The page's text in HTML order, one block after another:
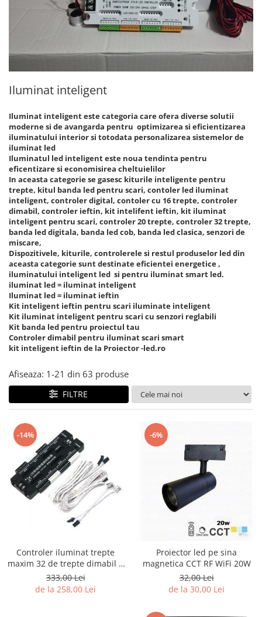
7 hexagoane led honeycomb
8 hexagoane led honeycomb
hexagoane led Honeycomb
Tub led si conectori honeycomb
led
Iluminat inteligent
Iluminat inteligent este categoria care ofera diverse solutii
moderne si de avangarda pentru optimizarea si eficientizarea
iluminatului interior si totodata personalizarea sistemelor de
iluminat led
Iluminatul led inteligent este noua tendinta pentru
eficentizare si economisirea cheltuielilor
In aceasta categorie se gasesc kiturile inteligente pentru
trepte, kitul banda led pentru scari, contoler led iluminat
inteligent, controler digital, contoler cu 16 trepte, controler
dimabil, controler ieftin, kit intelifent ieftin, kit iluminat
inteligent pentru scari, controler 20 trepte, controler 32 trepte,
banda led digitala, banda led cob, banda led clasica, senzori de
miscare,
Dispozitivele, kiturile, controlerele si restul produselor led din
aceasta categorie sunt destinate eficientei energetice ,
iluminatului inteligent led si pentru iluminat smart led.
iluminat led = iluminat inteligent
Iluminat led = iluminat ieftin
Kit inteligent ieftin pentru scari iluminate inteligent
Kit iluminat inteligent pentru scari cu senzori reglabili
Kit banda led pentru proiectul tau
Controler dimabil pentru iluminat scari smart
kit inteligent ieftin de la Proiector -led.ro
Afiseaza: 1-21 din 63 produse
FILTRE
-14%
Controler iluminat trepte
maxim 32 de trepte dimabil 2
sau 3 pini
333,00 Lei
de la 258,00 Lei
-6%
Proiector led pe sina
magnetica CCT RF WiFi 20W
32,00 Lei
de la 30,00 Lei